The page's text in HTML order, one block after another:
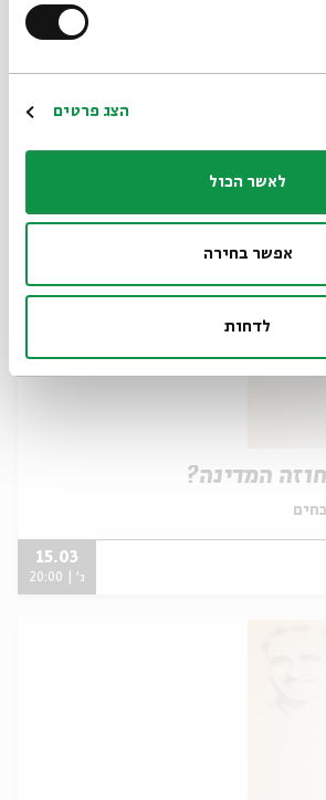
הצג פרטים
לאשר הכול
אפשר בחירה
לדחות
המדינה?
15.03
ג' | 20:00